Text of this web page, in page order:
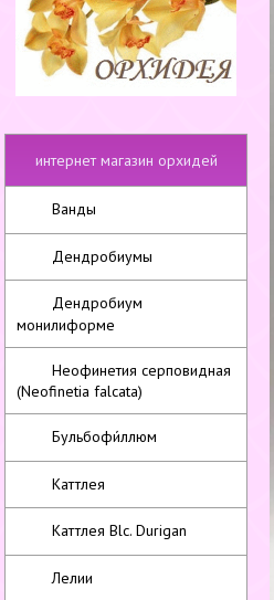
интернет магазин орхидей
Ванды
Дендробиумы
Дендробиум
монилиформе
Неофинетия серповидная
(Neofinetia falcata)
Бульбофи́ллюм
Каттлея
Каттлея Blc. Durigan
Лелии